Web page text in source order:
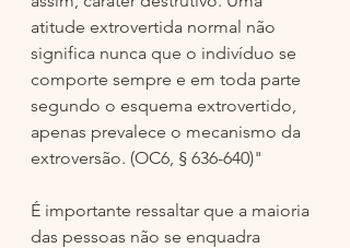
atitude extrovertida normal não
significa nunca que o indivíduo se
comporte sempre e em toda parte
segundo o esquema extrovertido,
apenas prevalece o mecanismo da
extroversão. (OC6, § 636-640)"
É importante ressaltar que a maioria
das pessoas não se enquadra